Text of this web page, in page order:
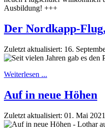
Der Nordkapp-
Zuletzt aktualisiert: 16.
Weiterlesen ...
Auf in neue Höhen
Zuletzt aktualisiert: 01. Mai 2021